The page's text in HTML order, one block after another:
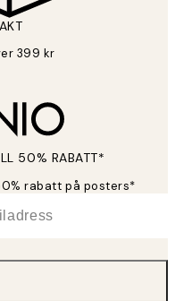
399 kr
50% RABATT*
rabatt på posters*